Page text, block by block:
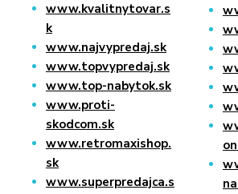
www.kvalitnytovar.s
k
www.najvypredaj.sk
www.topvypredaj.sk
www.top-nabytok.sk
www.proti-
skodcom.sk
www.retromaxishop.
sk
www.superpredajca.s